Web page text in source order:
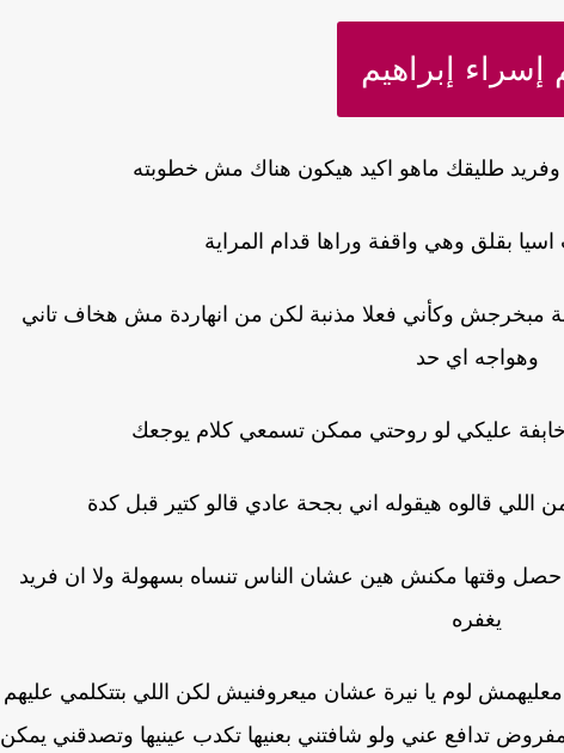
إبراهيم
وفريد طليقك ماهو اكيد هيكون هناك مش خطوبته
بقلق وهي واقفة وراها قدام المراية
مبخرجش وكأني فعلا مذنبة لكن من انهاردة مش هخاف تاني
وهواجه اي حد
خاېفة عليكي لو روحتي ممكن تسمعي كلام يوجعك
اللي قالوه هيقوله اني بجحة عادي قالو كتير قبل كدة
حصل وقتها مكنش هين عشان الناس تنساه بسهولة ولا ان فريد
يغفره
لوم يا نيرة عشان ميعروفنيش لكن اللي بتتكلمي عليهم
تدافع عني ولو شافتني بعنيها تكدب عينيها وتصدقني يمكن